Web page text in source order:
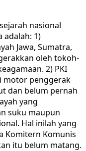
nasional
adalah: 1)
Jawa, Sumatra,
oleh tokoh-
2) PKI
motor penggerak
dan belum pernah
yang
suku maupun
Hal inilah yang
Komitern Komunis
itu belum matang.